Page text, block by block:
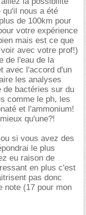
nous a été
de 100km pour
votre expérience
mais est ce que
avec votre prof!)
de l'eau de la
avec l'accord d'un
les analyses
de bactéries sur du
comme le ph, les
et l'ammonium!
qu'une?!
si vous avez des
le plus
eu raison de
en plus c'est
pas donc
note (17 pour mon